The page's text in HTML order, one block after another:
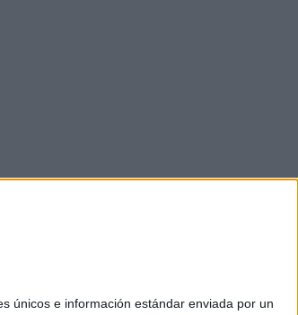
únicos e información estándar enviada por un